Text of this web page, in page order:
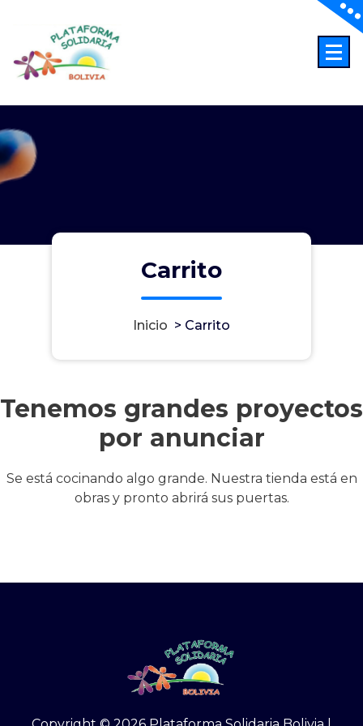
contenido
Carrito
Inicio > Carrito
Tenemos grandes proyectos
por anunciar
Se está cocinando algo grande. Nuestra tienda está en
obras y pronto abrirá sus puertas.